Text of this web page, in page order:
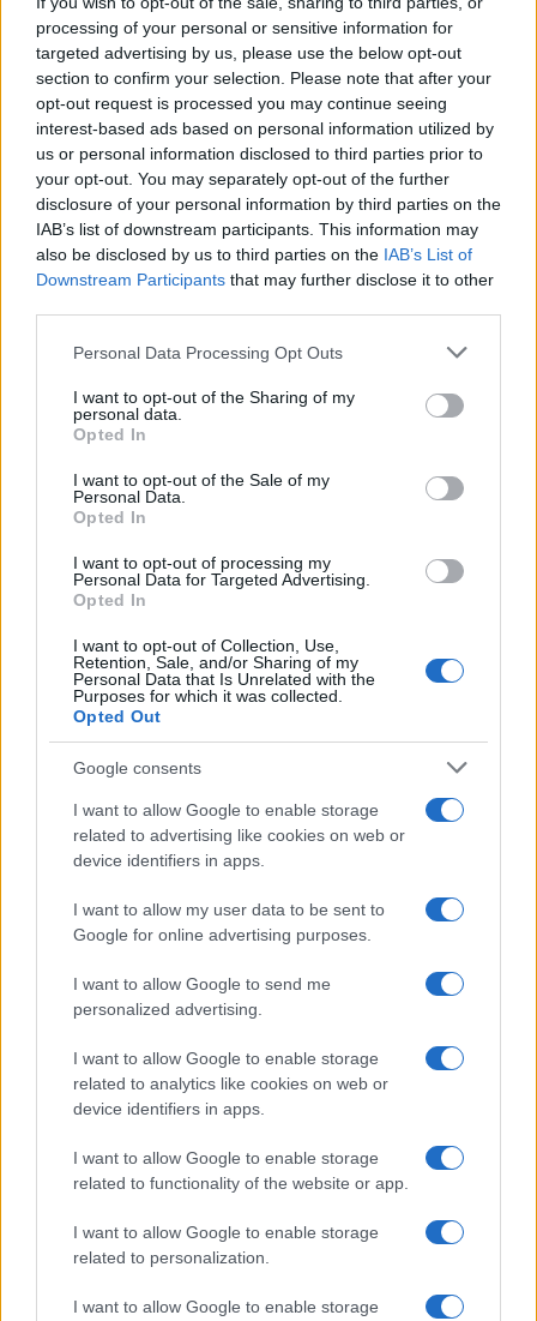
processing of your personal or sensitive information for
targeted advertising by us, please use the below opt-out
section to confirm your selection. Please note that after your
opt-out request is processed you may continue seeing
interest-based ads based on personal information utilized by
us or personal information disclosed to third parties prior to
your opt-out. You may separately opt-out of the further
disclosure of your personal information by third parties on the
IAB’s list of downstream participants. This information may
also be disclosed by us to third parties on the IAB’s List of
Downstream Participants that may further disclose it to other
Please note that this website/app uses one or more Google
not limited to your visit or usage behaviour. You may click to
grant or deny consent to Google and its third-party tags to
use your data for below specified purposes in below Google
consent section.
Personal Data Processing Opt Outs
I want to opt-out of the Sharing of my
personal data.
Opted In
I want to opt-out of the Sale of my
Personal Data.
Opted In
I want to opt-out of processing my
Personal Data for Targeted Advertising.
Opted In
I want to opt-out of Collection, Use,
Retention, Sale, and/or Sharing of my
Personal Data that Is Unrelated with the
Purposes for which it was collected.
Opted Out
Google consents
I want to allow Google to enable storage
related to advertising like cookies on web or
device identifiers in apps.
I want to allow my user data to be sent to
Google for online advertising purposes.
I want to allow Google to send me
personalized advertising.
I want to allow Google to enable storage
related to analytics like cookies on web or
device identifiers in apps.
I want to allow Google to enable storage
related to functionality of the website or app.
I want to allow Google to enable storage
related to personalization.
I want to allow Google to enable storage
La política exterior de Donald Trump, especialmente en…
POLÍTICA
Análisis de la crisis migratoria en Ceuta y
las críticas internacionales a Pedro
La crisis migratoria en Ceuta ha generado fuertes…
POLÍTICA
El impacto de la iniciativa de Gabriel
Rufián en el panorama político español
Gabriel Rufián ha logrado captar la atención mediática…
POLÍTICA
Cómo la política exterior de Trump está